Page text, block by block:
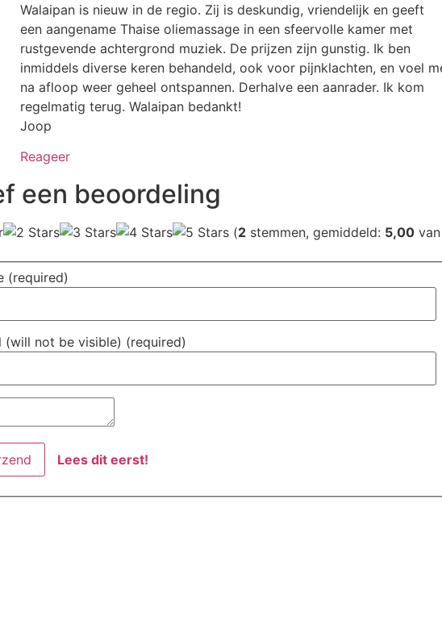
Walaipan is nieuw in de regio. Zij is deskundig, vriendelijk en geeft
een aangename Thaise oliemassage in een sfeervolle kamer met
rustgevende achtergrond muziek. De prijzen zijn gunstig. Ik ben
inmiddels diverse keren behandeld, ook voor pijnklachten, en voel
na afloop weer geheel ontspannen. Derhalve een aanrader. Ik kom
regelmatig terug. Walaipan bedankt!
Joop
Reageer
een beoordeling
(2 stemmen, gemiddeld: 5,00 van
(required)
(will not be visible) (required)
Lees dit eerst!